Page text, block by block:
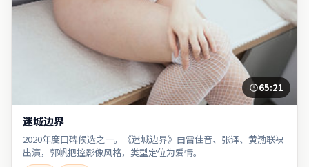
65:21
迷城边界
2020年度口碑候选之一。《迷城边界》由雷佳音、张译、黄渤联袂
出演，郭帆把控影像风格，类型定位为爱情。